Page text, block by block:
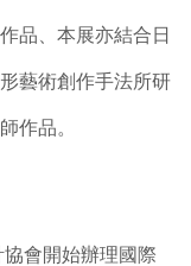
品、本展亦結合日
藝術創作手法所研
作品。
會開始辦理國際